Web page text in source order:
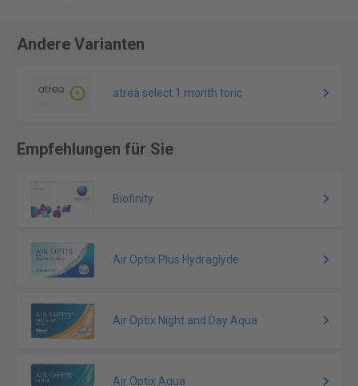
Andere Varianten
atrea select 1 month toric
Empfehlungen für Sie
Biofinity
Air Optix Plus Hydraglyde
Air Optix Night and Day Aqua
Air Optix Aqua